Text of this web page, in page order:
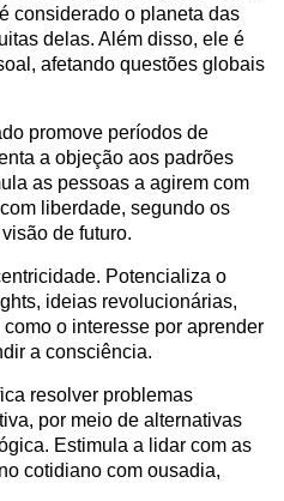
considerado o planeta das
delas. Além disso, ele é
afetando questões globais
promove períodos de
a objeção aos padrões
as pessoas a agirem com
liberdade, segundo os
de futuro.
Potencializa o
ideias revolucionárias,
o interesse por aprender
a consciência.
resolver problemas
por meio de alternativas
Estimula a lidar com as
cotidiano com ousadia,